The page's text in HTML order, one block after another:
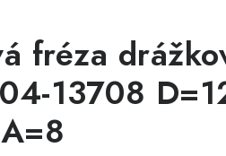
fréza
13708